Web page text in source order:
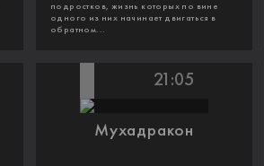
подростков, жизнь которых по вине
одного из них начинает двигаться в
обратном...
21:05
Мухадракон